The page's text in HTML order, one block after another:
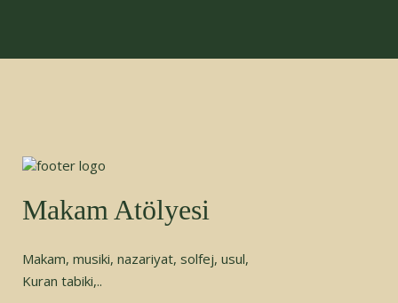
Makam Atölyesi
Makam, musiki, nazariyat, solfej, usul,
Kuran tabiki,..